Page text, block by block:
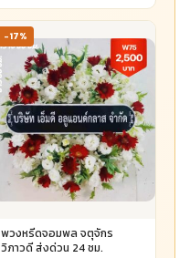
-17%
พวงหรีดจอมพล จตุจักร
วิภาวดี ส่งด่วน 24 ชม.